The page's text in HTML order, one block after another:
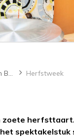
The Great British Bake Off Herfstweek